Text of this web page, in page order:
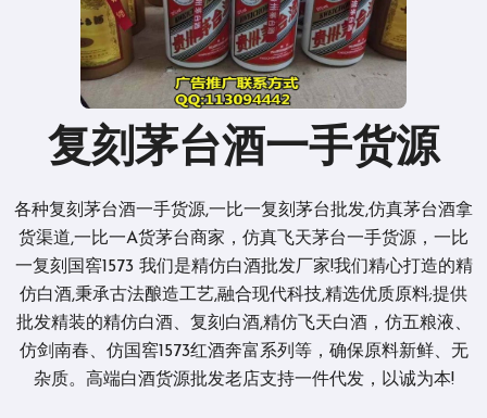
复刻茅台酒一手货源
各种复刻茅台酒一手货源,一比一复刻茅台批发,仿真茅台酒拿
货渠道,一比一A货茅台商家，仿真飞天茅台一手货源，一比
一复刻国窖1573 我们是精仿白酒批发厂家!我们精心打造的精
仿白酒,秉承古法酿造工艺,融合现代科技,精选优质原料;提供
批发精装的精仿白酒、复刻白酒,精仿飞天白酒，仿五粮液、
仿剑南春、仿国窖1573红酒奔富系列等，确保原料新鲜、无
杂质。高端白酒货源批发老店支持一件代发，以诚为本!